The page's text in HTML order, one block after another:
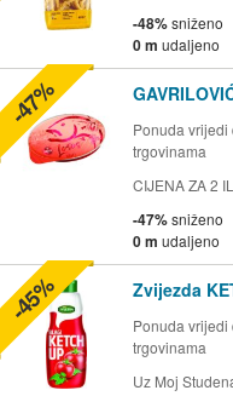
-48%sniženo
0 m udaljeno
Ponuda vrijedi
trgovinama
CIJENA ZA 2
-47%sniženo
0 m udaljeno
-47%
Zvijezda
Ponuda vrijedi
trgovinama
Uz Moj
-45%